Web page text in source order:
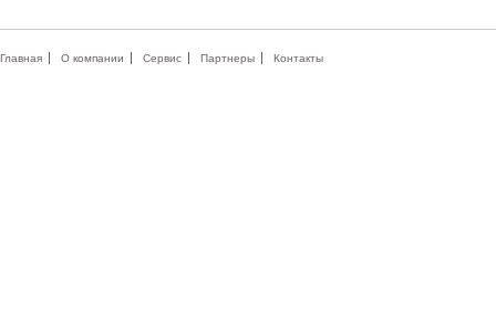
Главная О компании Сервис Партнеры Контакты